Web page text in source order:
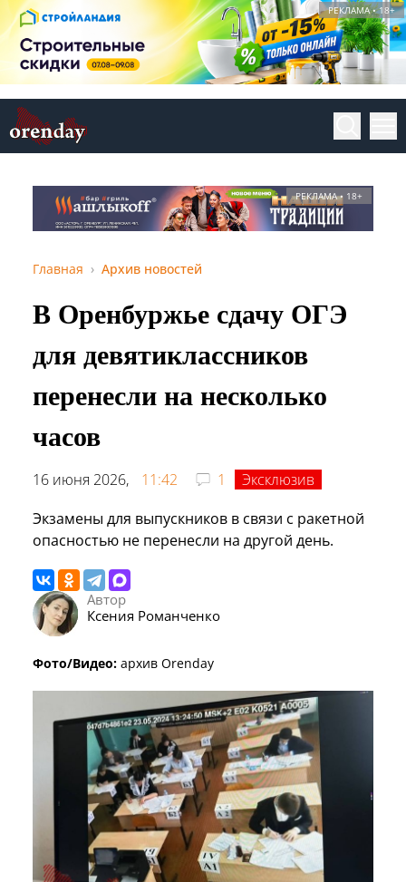
РЕКЛАМА • 18+
РЕКЛАМА • 18+
Главная Архив новостей
В Оренбуржье сдачу ОГЭ
для девятиклассников
перенесли на несколько
часов
16 июня 2026, 11:42 1
Эксклюзив
Экзамены для выпускников в связи с ракетной
опасностью не перенесли на другой день.
Автор
Ксения Романченко
Фото/Видео: архив Orenday